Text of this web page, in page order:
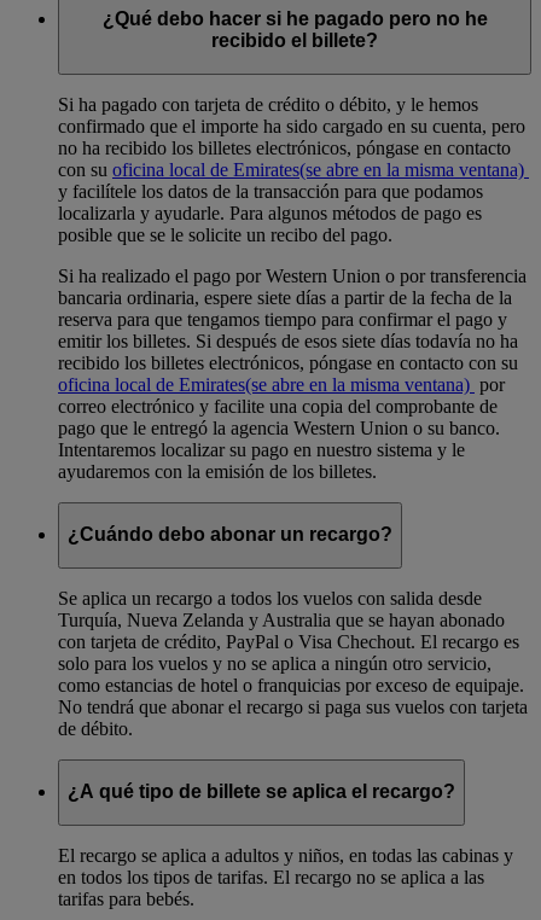
¿Qué debo hacer si he pagado pero no he
recibido el billete?
Si ha pagado con tarjeta de crédito o débito, y le hemos
confirmado que el importe ha sido cargado en su cuenta, pero
no ha recibido los billetes electrónicos, póngase en contacto
con su oficina local de Emirates(se abre en la misma ventana)
y facilítele los datos de la transacción para que podamos
localizarla y ayudarle. Para algunos métodos de pago es
posible que se le solicite un recibo del pago.
Si ha realizado el pago por Western Union o por transferencia
bancaria ordinaria, espere siete días a partir de la fecha de la
reserva para que tengamos tiempo para confirmar el pago y
emitir los billetes. Si después de esos siete días todavía no ha
recibido los billetes electrónicos, póngase en contacto con su
oficina local de Emirates(se abre en la misma ventana) por
correo electrónico y facilite una copia del comprobante de
pago que le entregó la agencia Western Union o su banco.
Intentaremos localizar su pago en nuestro sistema y le
ayudaremos con la emisión de los billetes.
¿Cuándo debo abonar un recargo?
Se aplica un recargo a todos los vuelos con salida desde
Turquía, Nueva Zelanda y Australia que se hayan abonado
con tarjeta de crédito, PayPal o Visa Chechout. El recargo es
solo para los vuelos y no se aplica a ningún otro servicio,
como estancias de hotel o franquicias por exceso de equipaje.
No tendrá que abonar el recargo si paga sus vuelos con tarjeta
de débito.
¿A qué tipo de billete se aplica el recargo?
El recargo se aplica a adultos y niños, en todas las cabinas y
en todos los tipos de tarifas. El recargo no se aplica a las
tarifas para bebés.